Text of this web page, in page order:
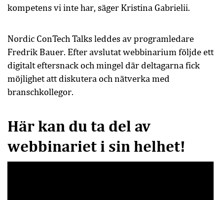
kompetens vi inte har, säger Kristina Gabrielii.
Nordic ConTech Talks leddes av programledare
Fredrik Bauer. Efter avslutat webbinarium följde ett
digitalt eftersnack och mingel där deltagarna fick
möjlighet att diskutera och nätverka med
branschkollegor.
Här kan du ta del av
webbinariet i sin helhet!